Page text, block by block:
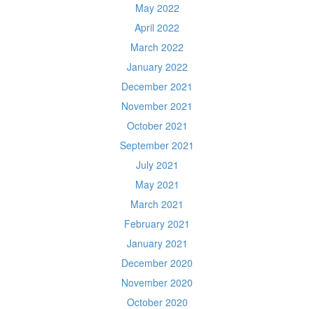
May 2022
April 2022
March 2022
January 2022
December 2021
November 2021
October 2021
September 2021
July 2021
May 2021
March 2021
February 2021
January 2021
December 2020
November 2020
October 2020